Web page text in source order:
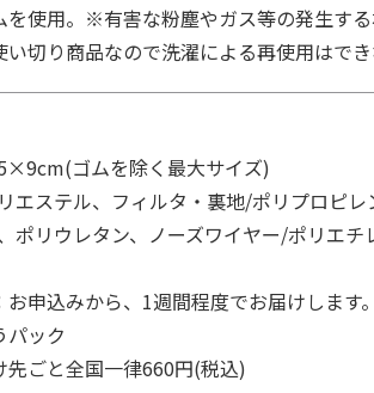
を使用。※有害な粉塵やガス等の発生す
切り商品なので洗濯による再使用はでき
ゴムを除く最大サイズ)
ステル、フィルタ・裏地/ポリプロピレ
ポリウレタン、ノーズワイヤー/ポリエチ
申込みから、1週間程度でお届けします。
ック
ごと全国一律660円(税込)